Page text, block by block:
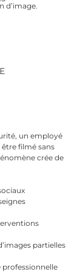
d’image.
un employé
filmé sans
crée de
partielles
professionnelle